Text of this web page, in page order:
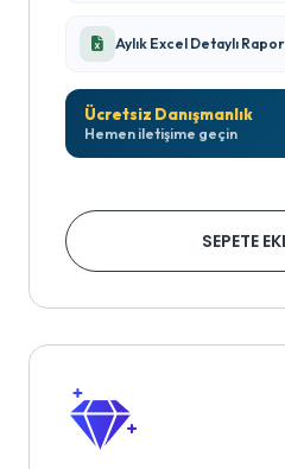
Aylık Excel Detaylı
Ücretsiz Danışmanlık
Hemen iletişime geçin
SEPETE